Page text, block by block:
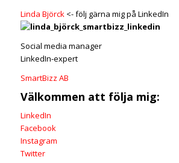
Linda Björck<- följ gärna mig på LinkedIn
Social media manager
LinkedIn-expert
SmartBizz AB
Välkommen att följa mig:
LinkedIn
Facebook
Instagram
Twitter